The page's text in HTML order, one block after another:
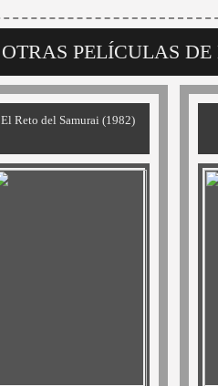
OTRAS PELÍCULAS
El Reto del Samurai (1982)